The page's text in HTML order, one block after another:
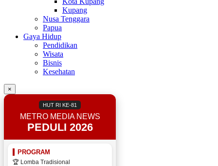
Kupang
Nusa Tenggara
Papua
Gaya Hidup
Pendidikan
Wisata
Bisnis
Kesehatan
×
HUT RI KE-81
METRO MEDIA NEWS
PEDULI 2026
PROGRAM
🏆 Lomba Tradisional